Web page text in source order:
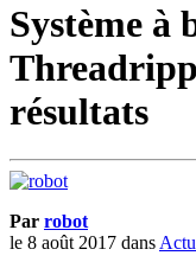
Système à
résultats
Par robot
le 8 août 2017 dans